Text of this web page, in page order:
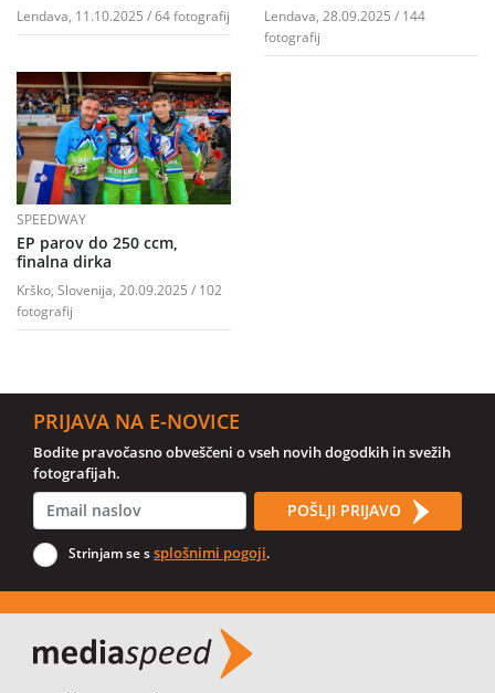
Lendava, 11.10.2025 / 64 fotografij
Lendava, 28.09.2025 / 144
fotografij
SPEEDWAY
EP parov do 250 ccm,
finalna dirka
Krško, Slovenija, 20.09.2025 / 102
fotografij
PRIJAVA NA E-NOVICE
Bodite pravočasno obveščeni o vseh novih dogodkih in svežih
fotografijah.
POŠLJI PRIJAVO
Strinjam se ssplošnimi pogoji.